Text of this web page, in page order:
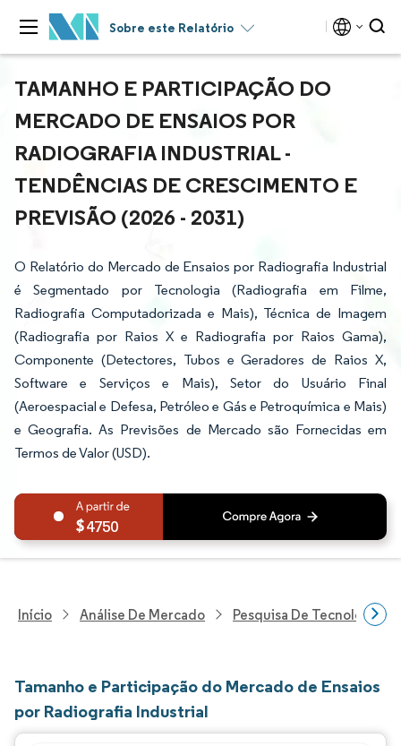
Sobre este Relatório
TAMANHO E PARTICIPAÇÃO DO
MERCADO DE ENSAIOS POR
RADIOGRAFIA INDUSTRIAL -
TENDÊNCIAS DE CRESCIMENTO E
PREVISÃO (2026 - 2031)
O Relatório do Mercado de Ensaios por Radiografia Industrial
é Segmentado por Tecnologia (Radiografia em Filme,
Radiografia Computadorizada e Mais), Técnica de Imagem
(Radiografia por Raios X e Radiografia por Raios Gama),
Componente (Detectores, Tubos e Geradores de Raios X,
Software e Serviços e Mais), Setor do Usuário Final
(Aeroespacial e Defesa, Petróleo e Gás e Petroquímica e Mais)
e Geografia. As Previsões de Mercado são Fornecidas em
Termos de Valor (USD).
4750
Início Análise De Mercado Pesquisa De Tecnologia,
Tamanho e Participação do Mercado de Ensaios
por Radiografia Industrial